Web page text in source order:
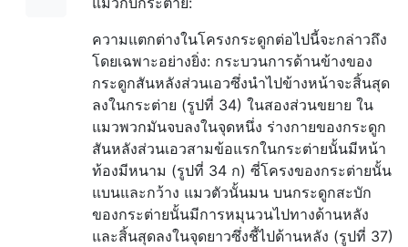
ความแตกต่างในโครงกระดูกต่อไปนี้จะกล่าวถึง
โดยเฉพาะอย่างยิ่ง: กระบวนการด้านข้างของ
กระดูกสันหลังส่วนเอวซึ่งนำไปข้างหน้าจะสิ้นสุด
ลงในกระต่าย (รูปที่ 34) ในสองส่วนขยาย ใน
แมวพวกมันจบลงในจุดหนึ่ง ร่างกายของกระดูก
สันหลังส่วนเอวสามข้อแรกในกระต่ายนั้นมีหน้า
ท้องมีหนาม (รูปที่ 34 ก) ซี่โครงของกระต่ายนั้น
แบนและกว้าง แมวตัวนั้นมน บนกระดูกสะบัก
ของกระต่ายนั้นมีการหมุนวนไปทางด้านหลัง
และสิ้นสุดลงในจุดยาวซึ่งชี้ไปด้านหลัง (รูปที่ 37)